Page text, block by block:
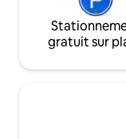
gratuit sur